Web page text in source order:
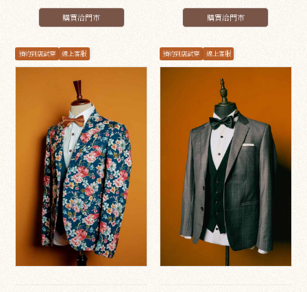
購買洽門市 購買洽門市
預約到店試穿 線上客服 預約到店試穿 線上客服